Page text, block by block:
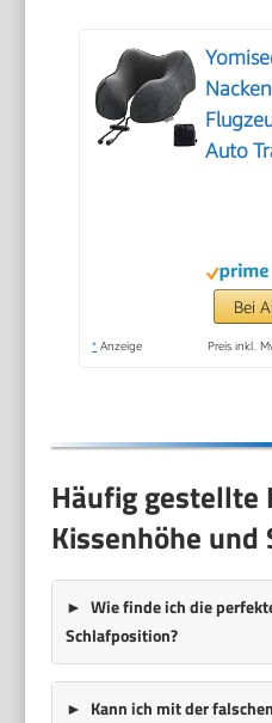
Auto
Büro
Bei
* Anzeige Preis inkl.
Häufig gestellte
Kissenhöhe
Wie finde ich die
Schlafposition?
Kann ich mit der